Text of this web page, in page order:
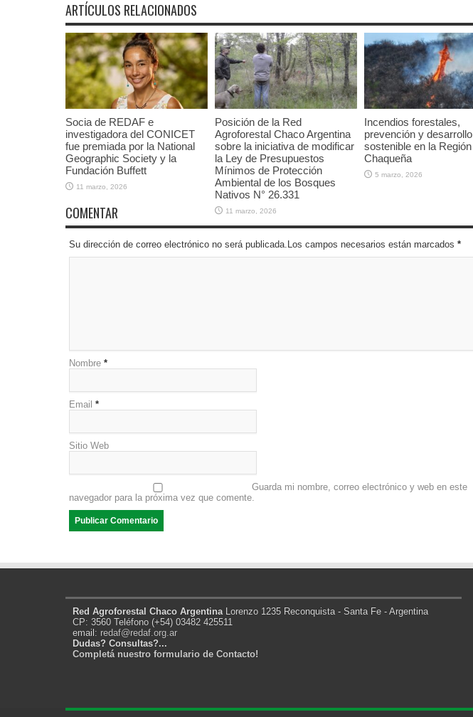
ARTÍCULOS RELACIONADOS
Socia de REDAF e
investigadora del CONICET
fue premiada por la National
Geographic Society y la
Fundación Buffett
11 marzo, 2026
Posición de la Red
Agroforestal Chaco Argentina
sobre la iniciativa de modificar
la Ley de Presupuestos
Mínimos de Protección
Ambiental de los Bosques
Nativos N° 26.331
11 marzo, 2026
Incendios forestales,
prevención y desarrollo
sostenible en la Región
Chaqueña
5 marzo, 2026
COMENTAR
Su dirección de correo electrónico no será publicada.Los campos necesarios están marcados *
Nombre *
Email *
Sitio Web
Guarda mi nombre, correo electrónico y web en este
navegador para la próxima vez que comente.
Red Agroforestal Chaco ArgentinaLorenzo 1235 Reconquista - Santa Fe - Argentina
CP: 3560 Teléfono (+54) 03482 425511
email: redaf@redaf.org.ar
Dudas? Consultas?...
Completá nuestro formulario de Contacto!